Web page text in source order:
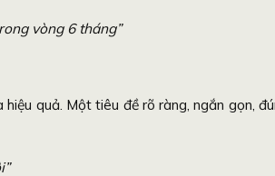
vòng 6 tháng”
quả. Một tiêu đề rõ ràng, ngắn gọn,